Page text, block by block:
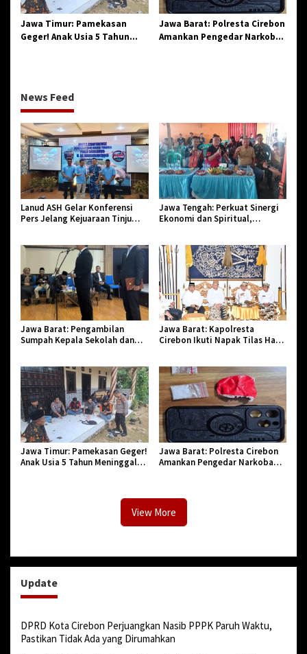
Jawa Timur: Pamekasan
Geger! Anak Usia 5 Tahun
Jawa Barat: Polresta Cirebon
Amankan Pengedar Narkoba
News Feed
Lanud ASH Gelar Konferensi
Pers Jelang Kejuaraan Tinju
Jawa Tengah: Perkuat Sinergi
Ekonomi dan Spiritual,
Jawa Barat: Pengambilan
Sumpah Kepala Sekolah dan
Pendidikan dan Birokrasi
Jawa Barat: Kapolresta
Cirebon Ikuti Napak Tilas Hari
Jawa Timur: Pamekasan Geger!
Anak Usia 5 Tahun Meninggal
Jawa Barat: Polresta Cirebon
Amankan Pengedar Narkoba
View More
Update
DPRD Kota Cirebon Perjuangkan Nasib PPPK Paruh Waktu,
Pastikan Tidak Ada yang Dirumahkan